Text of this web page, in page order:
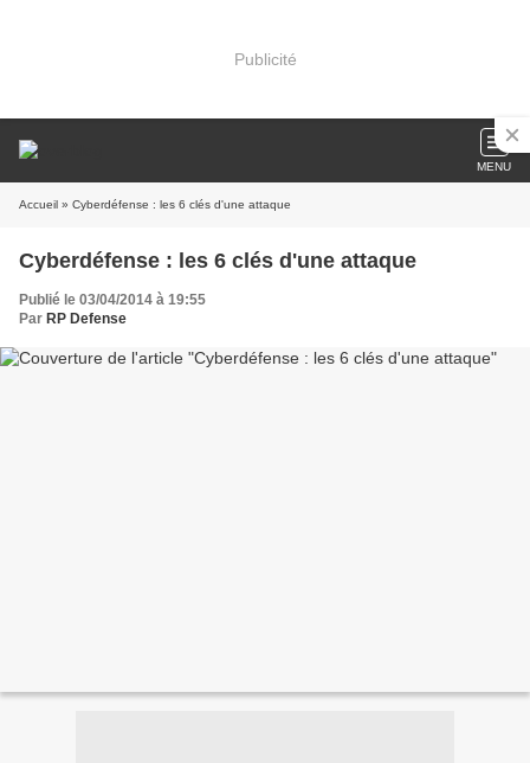
Publicité
MENU
Accueil » Cyberdéfense : les 6 clés d'une attaque
Cyberdéfense : les 6 clés d'une attaque
Publié le 03/04/2014 à 19:55
Par RP Defense